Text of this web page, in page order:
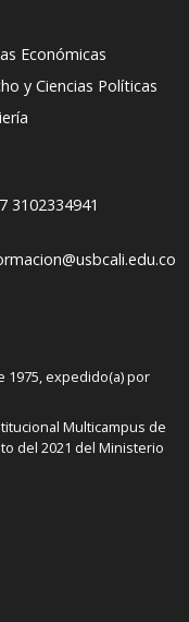
Económicas
y Ciencias Políticas
3102334941
1975, expedido(a) por
Multicampus de
del 2021 del Ministerio